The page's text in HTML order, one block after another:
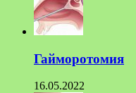
Гайморотомия
16.05.2022